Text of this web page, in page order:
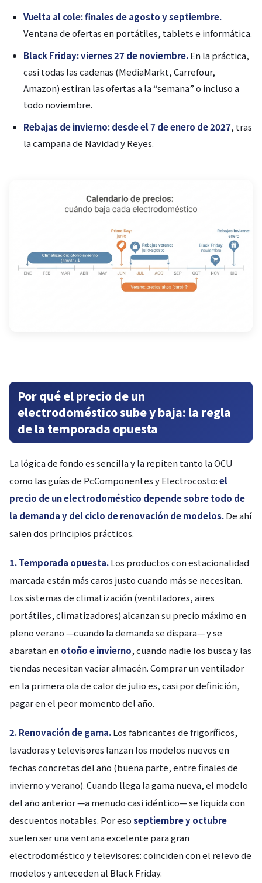
Vuelta al cole: finales de agosto y septiembre.
Ventana de ofertas en portátiles, tablets e informática.
Black Friday: viernes 27 de noviembre.En la práctica,
casi todas las cadenas (MediaMarkt, Carrefour,
Amazon) estiran las ofertas a la “semana” o incluso a
todo noviembre.
Rebajas de invierno: desde el 7 de enero de 2027, tras
la campaña de Navidad y Reyes.
Por qué el precio de un
electrodoméstico sube y baja: la regla
de la temporada opuesta
La lógica de fondo es sencilla y la repiten tanto la OCU
como las guías de PcComponentes y Electrocosto:el
precio de un electrodoméstico depende sobre todo de
la demanda y del ciclo de renovación de modelos.De ahí
salen dos principios prácticos.
1. Temporada opuesta.Los productos con estacionalidad
marcada están más caros justo cuando más se necesitan.
Los sistemas de climatización (ventiladores, aires
portátiles, climatizadores) alcanzan su precio máximo en
pleno verano —cuando la demanda se dispara— y se
abaratan en otoño e invierno, cuando nadie los busca y las
tiendas necesitan vaciar almacén. Comprar un ventilador
en la primera ola de calor de julio es, casi por definición,
pagar en el peor momento del año.
2. Renovación de gama.Los fabricantes de frigoríficos,
lavadoras y televisores lanzan los modelos nuevos en
fechas concretas del año (buena parte, entre finales de
invierno y verano). Cuando llega la gama nueva, el modelo
del año anterior —a menudo casi idéntico— se liquida con
descuentos notables. Por esoseptiembre y octubre
suelen ser una ventana excelente para gran
electrodoméstico y televisores: coinciden con el relevo de
modelos y anteceden al Black Friday.